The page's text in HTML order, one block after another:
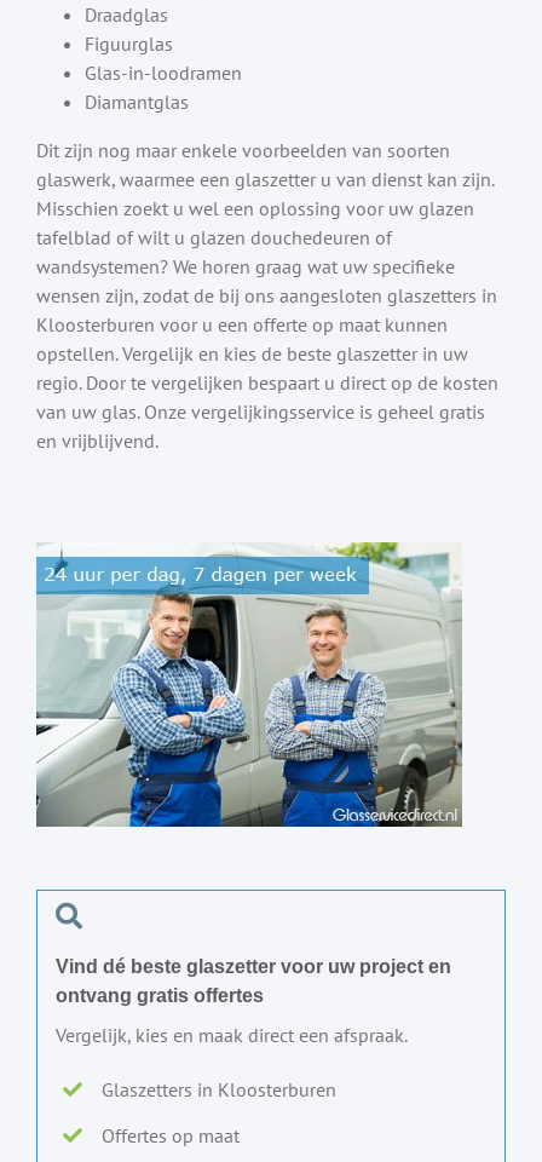
Draadglas
Figuurglas
Glas-in-loodramen
Diamantglas
Dit zijn nog maar enkele voorbeelden van soorten
glaswerk, waarmee een glaszetter u van dienst kan zijn.
Misschien zoekt u wel een oplossing voor uw glazen
tafelblad of wilt u glazen douchedeuren of
wandsystemen? We horen graag wat uw specifieke
wensen zijn, zodat de bij ons aangesloten glaszetters in
Kloosterburen voor u een offerte op maat kunnen
opstellen. Vergelijk en kies de beste glaszetter in uw
regio. Door te vergelijken bespaart u direct op de kosten
van uw glas. Onze vergelijkingsservice is geheel gratis
en vrijblijvend.
Vind dé beste glaszetter voor uw project en
ontvang gratis offertes
Vergelijk, kies en maak direct een afspraak.
Glaszetters in Kloosterburen
Offertes op maat